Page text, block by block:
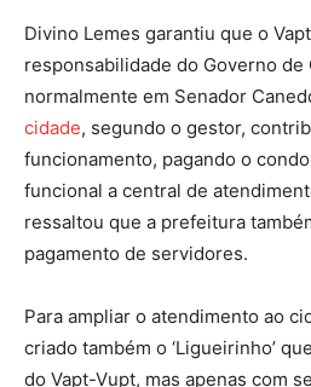
Divino Lemes garantiu que o
responsabilidade do Governo de
normalmente em Senador
cidade, segundo o gestor,
funcionamento, pagando o
funcional a central de
ressaltou que a prefeitura
pagamento de servidores.
Para ampliar o atendimento ao
criado também o ‘Ligueirinho’
do Vapt-Vupt, mas apenas com